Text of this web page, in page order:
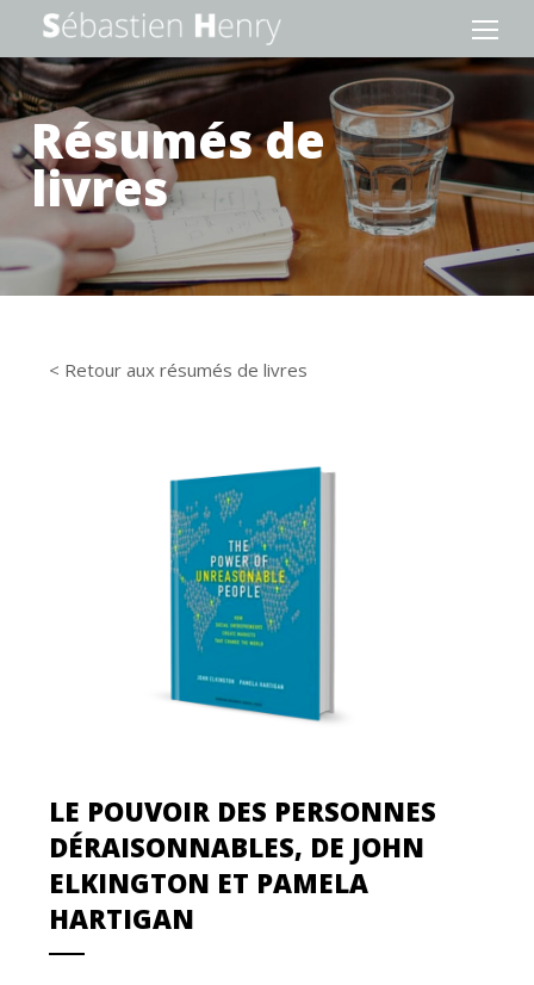
Résumés de
livres
< Retour aux résumés de livres
LE POUVOIR DES PERSONNES
DÉRAISONNABLES, DE JOHN
ELKINGTON ET PAMELA
HARTIGAN